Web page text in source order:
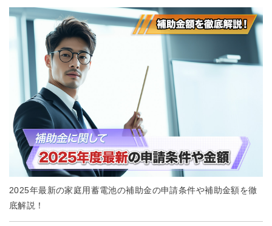
2025年最新の家庭用蓄電池の補助金の申請条件や補助金額を徹
底解説！